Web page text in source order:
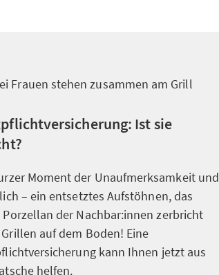
Ist sie
Moment der Unaufmerksamkeit und
– ein entsetztes Aufstöhnen, das
der Nachbar:innen zerbricht
auf dem Boden! Eine
kann Ihnen jetzt aus
helfen.